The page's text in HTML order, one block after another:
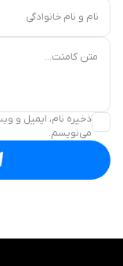
نام و نام خانوادگی
متن کامنت...
ذخیره نام، ایمیل و
می‌نویسم.